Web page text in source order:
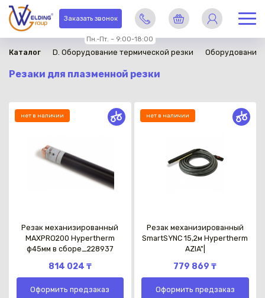
Заказать звонок
Пн.-Пт. – 9:00-18:00
Каталог D. Оборудование термической резки Оборудование
Резаки для плазменной резки
нет в наличии
Резак механизированный
MAXPRO200 Hypertherm
ф45мм в сборе_228937
814 024 ₸
Оформить предзаказ
нет в наличии
Резак механизированный
SmartSYNC 15,2м Hypertherm
AZIA"|
779 869 ₸
Оформить предзаказ